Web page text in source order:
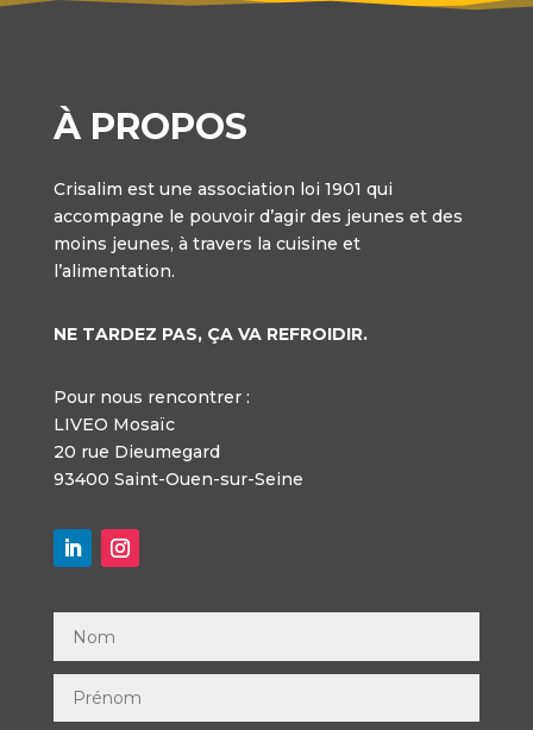
À PROPOS
Crisalim est une association loi 1901 qui
accompagne le pouvoir d’agir des jeunes et des
moins jeunes, à travers la cuisine et
l’alimentation.
NE TARDEZ PAS, ÇA VA REFROIDIR.
Pour nous rencontrer :
LIVEO Mosaïc
20 rue Dieumegard
93400 Saint-Ouen-sur-Seine